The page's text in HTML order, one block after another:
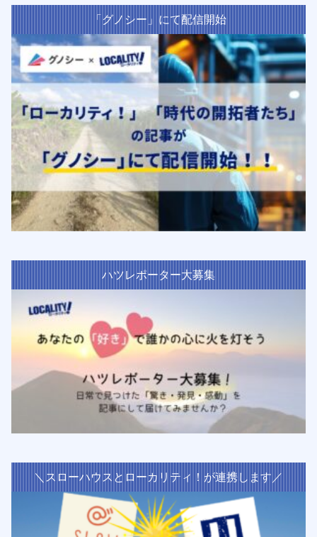
「グノシー」にて配信開始
ハツレポーター大募集
＼スローハウスとローカリティ！が連携します／